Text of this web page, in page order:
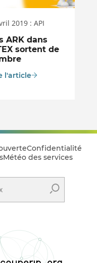
2019 : API
ARK dans
sortent de
l'article
Confidentialité
Météo des services